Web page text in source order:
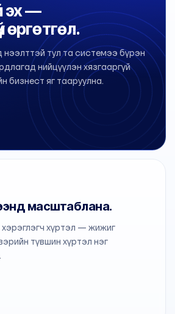
эх —
өргөтгөл.
нээлттэй тул та системээ бүрэн
нийцүүлэн хязгааргүй
бизнест яг тааруулна.
масштаблана.
хүртэл — жижиг
түвшин хүртэл нэг